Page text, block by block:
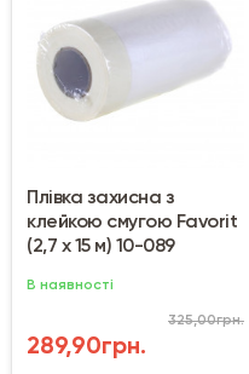
Плівка захисна з
клейкою смугою Favorit
(2,7 х 15 м) 10-089
В наявності
289,90грн.
325,00грн.